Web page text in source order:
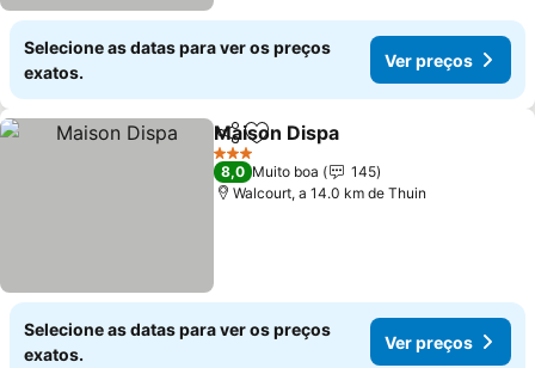
Selecione as datas para ver os preços
exatos.
Ver preços
PartilharAdicionar aos favoritos
Maison Dispa
3 Estrelas
8,0 Muito boa
145
Walcourt, a 14.0 km de Thuin
Selecione as datas para ver os preços
exatos.
Ver preços